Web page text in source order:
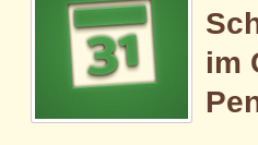
im